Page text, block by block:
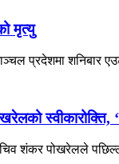
मृत्यु
प्रदेशमा
स्वीकारोक्ति,
शंकर पोखरेलले